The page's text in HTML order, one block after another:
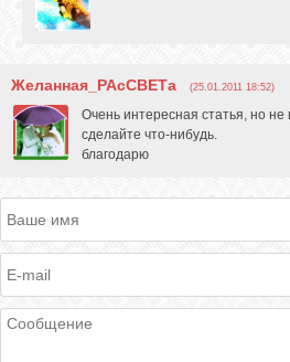
Желанная_РАсСВЕТа (25.01.2011 18:52)
Очень интересная статья, но не
сделайте что-нибудь.
благодарю